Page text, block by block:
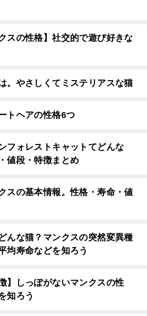
スの性格】社交的で遊び好きな
。やさしくてミステリアスな猫
トヘアの性格6つ
フォレストキャットてどんな
値段・特徴まとめ
スの基本情報。性格・寿命・値
んな猫？マンクスの突然変異種
均寿命などを知ろう
】しっぽがないマンクスの性
知ろう